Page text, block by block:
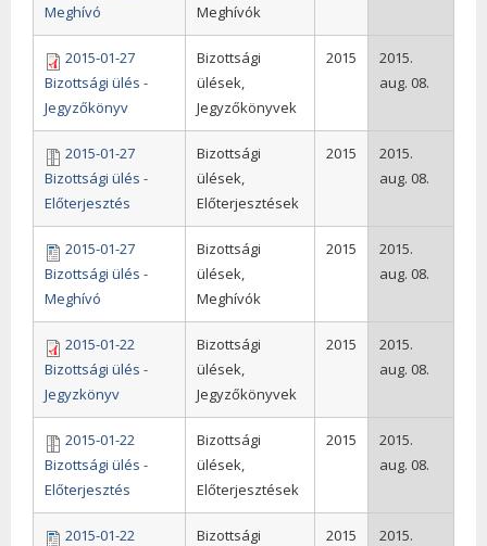
Meghívó
Meghívók
2015-01-27
Bizottsági ülés -
Jegyzőkönyv
Bizottsági
ülések,
Jegyzőkönyvek
2015
2015.
aug. 08.
2015-01-27
Bizottsági ülés -
Előterjesztés
Bizottsági
ülések,
Előterjesztések
2015
2015.
aug. 08.
2015-01-27
Bizottsági ülés -
Meghívó
Bizottsági
ülések,
Meghívók
2015
2015.
aug. 08.
2015-01-22
Bizottsági ülés -
Jegyzkönyv
Bizottsági
ülések,
Jegyzőkönyvek
2015
2015.
aug. 08.
2015-01-22
Bizottsági ülés -
Előterjesztés
Bizottsági
ülések,
Előterjesztések
2015
2015.
aug. 08.
2015-01-22
Bizottsági
2015
2015.